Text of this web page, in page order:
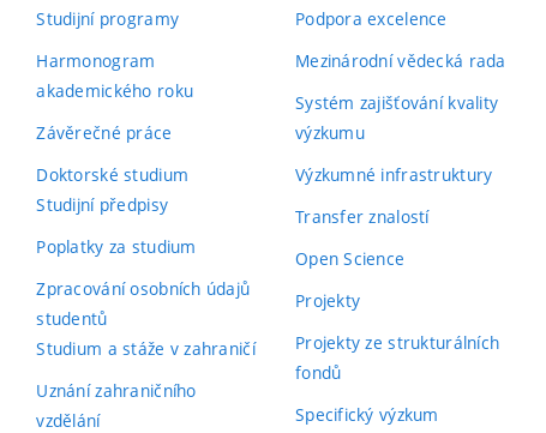
Studijní programy
Harmonogram
akademického roku
Závěrečné práce
Doktorské studium
Studijní předpisy
Poplatky za studium
Zpracování osobních údajů
studentů
Studium a stáže v zahraničí
Uznání zahraničního
vzdělání
Podpora excelence
Mezinárodní vědecká rada
Systém zajišťování kvality
výzkumu
Výzkumné infrastruktury
Transfer znalostí
Open Science
Projekty
Projekty ze strukturálních
fondů
Specifický výzkum